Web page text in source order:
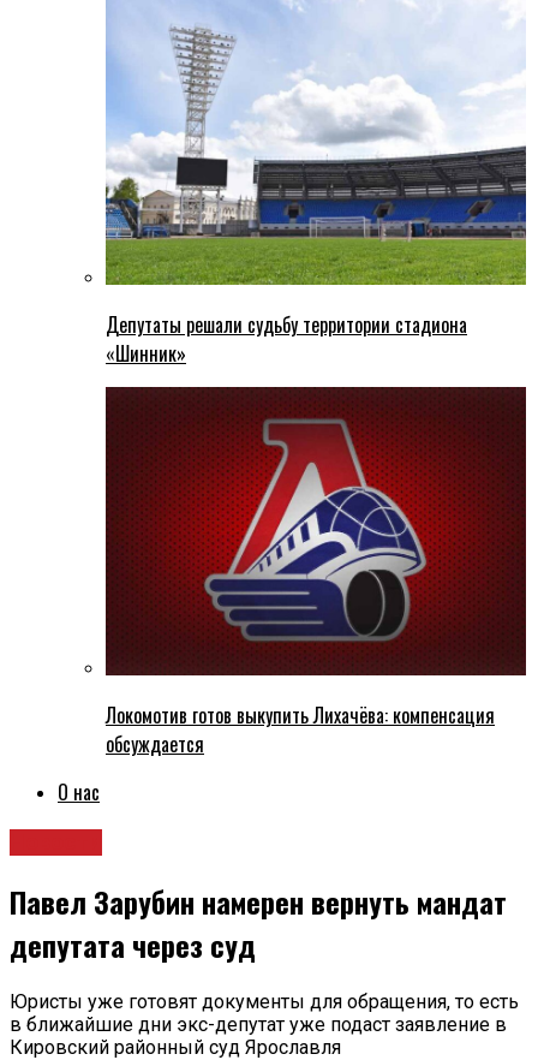
Депутаты решали судьбу территории стадиона
«Шинник»
Локомотив готов выкупить Лихачёва: компенсация
обсуждается
О нас
Павел Зарубин намерен вернуть мандат
депутата через суд
Юристы уже готовят документы для обращения, то есть
в ближайшие дни экс-депутат уже подаст заявление в
Кировский районный суд Ярославля